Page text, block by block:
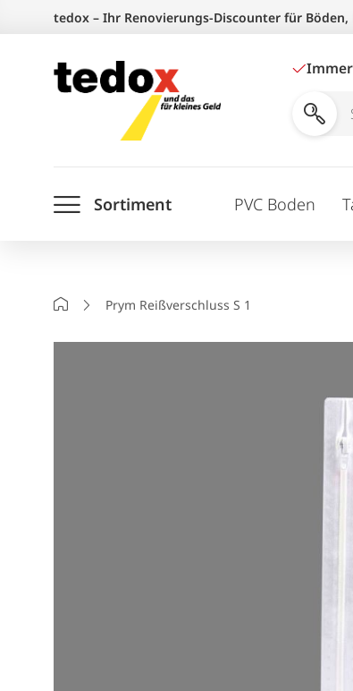
springen
tedox – Ihr Renovierungs-Discounter für Böden,
Shop
Sortiment PVC Boden
StartseitePrym Reißverschluss S 1